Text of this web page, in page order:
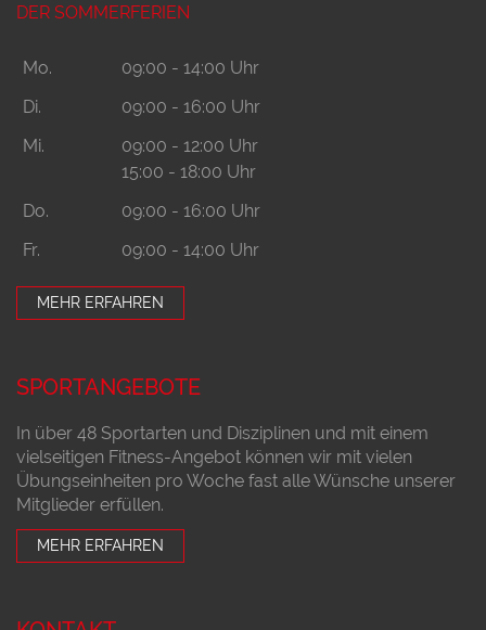
DER SOMMERFERIEN
Mo.
09:00 - 14:00 Uhr
Di.
09:00 - 16:00 Uhr
Mi.
09:00 - 12:00 Uhr
15:00 - 18:00 Uhr
Do.
09:00 - 16:00 Uhr
Fr.
09:00 - 14:00 Uhr
MEHR ERFAHREN
SPORTANGEBOTE
In über 48 Sportarten und Disziplinen und mit einem
vielseitigen Fitness-Angebot können wir mit vielen
Übungseinheiten pro Woche fast alle Wünsche unserer
Mitglieder erfüllen.
MEHR ERFAHREN